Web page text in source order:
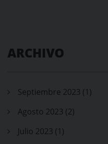
ARCHIVO
Septiembre 2023 (1)
Agosto 2023 (2)
Julio 2023 (1)